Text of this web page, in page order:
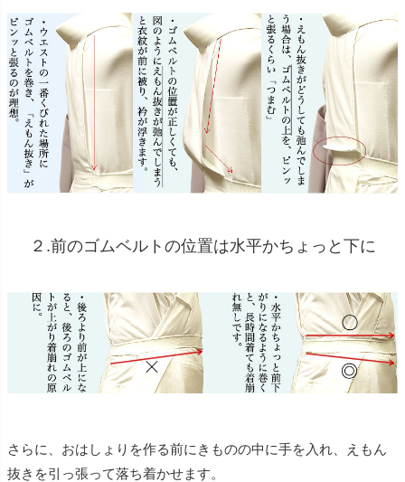
２.前のゴムベルトの位置は水平かちょっと下に
さらに、おはしょりを作る前にきものの中に手を入れ、えもん
抜きを引っ張って落ち着かせます。